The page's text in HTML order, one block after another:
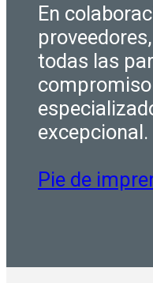
En
todas las
excepcional.
Pie de